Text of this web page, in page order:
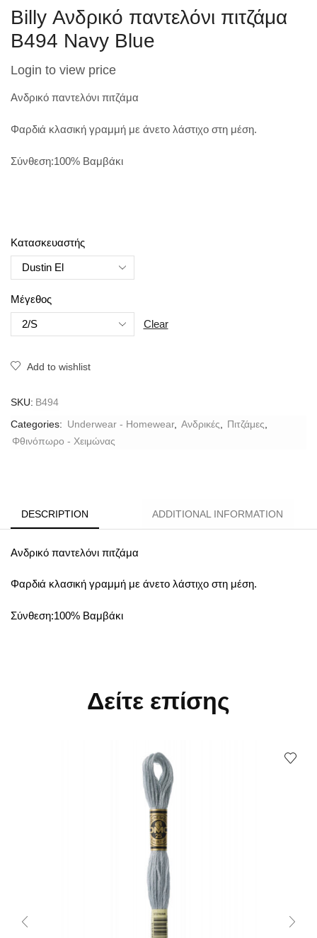
Billy Ανδρικό παντελόνι πιτζάμα
B494 Navy Blue
Login to view price
Ανδρικό παντελόνι πιτζάμα
Φαρδιά κλασική γραμμή με άνετο λάστιχο στη μέση.
Σύνθεση:100% Βαμβάκι
Κατασκευαστής
Μέγεθος
Clear
Add to wishlist
SKU: B494
Categories: Underwear - Homewear, Ανδρικές Πιτζάμες
Φθινόπωρο - Χειμώνας
DESCRIPTION ADDITIONAL INFORMATION
Ανδρικό παντελόνι πιτζάμα
Φαρδιά κλασική γραμμή με άνετο λάστιχο στη μέση.
Σύνθεση:100% Βαμβάκι
Δείτε επίσης